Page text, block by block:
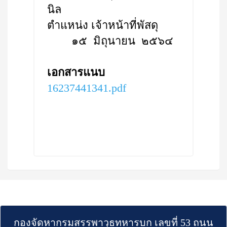
นิล
ตำแหน่ง เจ้าหน้าที่พัสดุ
๑๕ มิถุนายน ๒๕๖๔
เอกสารแนบ
16237441341.pdf
กองจัดหากรมสรรพาวุธทหารบก เลขที่ 53 ถนน